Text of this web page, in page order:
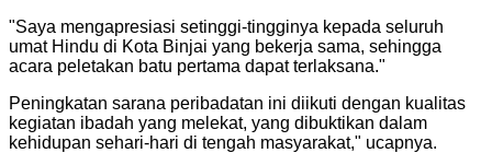
"Saya mengapresiasi setinggi-tingginya kepada seluruh
umat Hindu di Kota Binjai yang bekerja sama, sehingga
acara peletakan batu pertama dapat terlaksana."
Peningkatan sarana peribadatan ini diikuti dengan kualitas
kegiatan ibadah yang melekat, yang dibuktikan dalam
kehidupan sehari-hari di tengah masyarakat," ucapnya.